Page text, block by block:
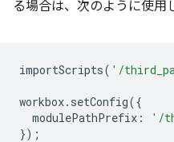
る場合は、次のように使用
importScripts( '/
workbox. setConfig({
modulePathPrefix : '/
});